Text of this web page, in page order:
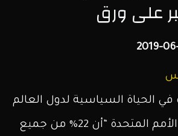
على ورق
2019-
في الحياة السياسية لدول العالم
ببطء، تشير تقارير الأمم المتحدة “أن 22% من جميع